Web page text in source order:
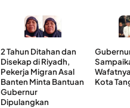
2 Tahun Ditahan dan
Disekap di Riyadh,
Pekerja Migran Asal
Banten Minta Bantuan
Gubernur
Dipulangkan
Kota